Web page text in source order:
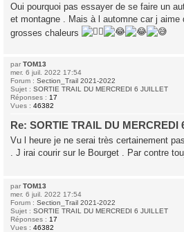
Oui pourquoi pas essayer de se faire un
et montagne . Mais à l automne car j aime
grosses chaleurs
par TOM13
mer. 6 juil. 2022 17:54
Forum : Section_Trail 2021-2022
Sujet : SORTIE TRAIL DU MERCREDI 6 JUILLET
Réponses : 17
Vues : 46382
Re: SORTIE TRAIL DU MERCREDI
Vu l heure je ne serai très certainement
. J irai courir sur le Bourget . Par contre
par TOM13
mer. 6 juil. 2022 17:54
Forum : Section_Trail 2021-2022
Sujet : SORTIE TRAIL DU MERCREDI 6 JUILLET
Réponses : 17
Vues : 46382